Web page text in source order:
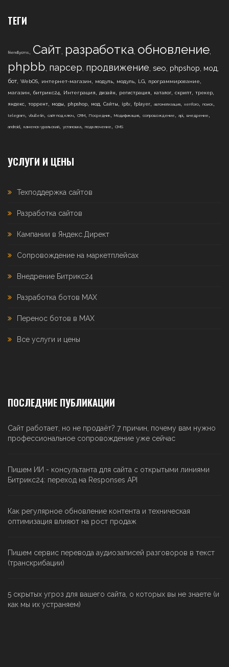
ТЕГИ
friendlycms , Сайт, разработка, обновление,
phpbb, парсер, продвижение, seo, phpshop, мод,
бот, WebOS, интернет-магазин, модуль, модуль, LG, программирование,
магазин, битрикс24, Интеграция, дизайн , регистрация , каталог, скрипт, трекер,
яндекс, торрент, моды , phpshop, мод, Сайты , iptv, fplayer, автоматизация, xenforo, поиск,
telegram, vbulletin, сайт под ключ, CRM, Посредник, Модификация, сопровождение , api, внедрение ,
android, каменск-уральский, установка, подключение , CMS
УСЛУГИ И ЦЕНЫ
Техподдержка сайтов
Разработка сайтов
Кампании в Яндекс.Директ
Сопровождение на маркетплейсах
Внедрение Битрикс24
Разработка ботов MAX
Перенос ботов в MAX
Все услуги и цены
ПОСЛЕДНИЕ ПУБЛИКАЦИИ
Сайт работает, но не продаёт? 7 причин, почему вам нужно
профессиональное сопровождение уже сейчас
Пишем ИИ - консультанта для сайта с открытыми линиями
Битрикс24: переход на Responses API
Как регулярное обновление контента и техническая
оптимизация влияют на рост продаж
Пишем сервис перевода аудиозаписей разговоров в текст
(транскрибации)
5 скрытых угроз для вашего сайта, о которых вы не знаете (и
как мы их устраняем)